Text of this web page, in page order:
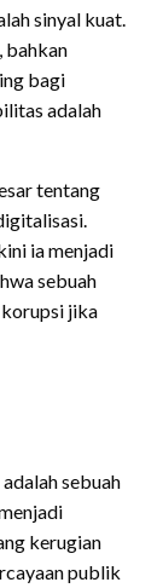
sinyal kuat.
bahkan
bagi
adalah
tentang
ia menjadi
sebuah
jika
adalah sebuah
kerugian
publik